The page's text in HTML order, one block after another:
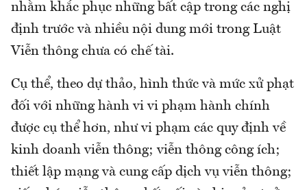
nhằm khắc phục những bất cập trong các nghị
định trước và nhiều nội dung mới trong Luật
Viễn thông chưa có chế tài.
Cụ thể, theo dự thảo, hình thức và mức xử phạt
đối với những hành vi vi phạm hành chính
được cụ thể hơn, như vi phạm các quy định về
kinh doanh viễn thông; viễn thông công ích;
thiết lập mạng và cung cấp dịch vụ viễn thông;